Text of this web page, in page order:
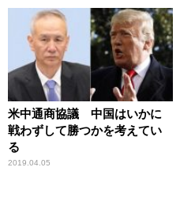
米中通商協議 中国はいかに
戦わずして勝つかを考えてい
る
2019.04.05